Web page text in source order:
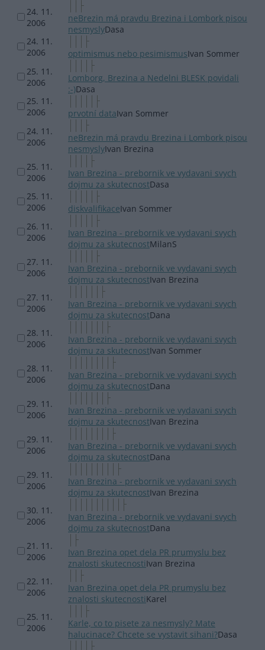
24. 11.
2006
neBrezin má pravdu Brezina i Lombork pisou
nesmyslyDasa
24. 11.
2006
optimismus nebo pesimismusIvan Sommer
25. 11.
2006
Lomborg, Brezina a Nedelni BLESK povidali
:-)Dasa
25. 11.
2006
prvotní dataIvan Sommer
24. 11.
2006
neBrezin má pravdu Brezina i Lombork pisou
nesmyslyIvan Brezina
25. 11.
2006
Ivan Brezina - prebornik ve vydavani svych
dojmu za skutecnostDasa
25. 11.
2006
diskvalifikaceIvan Sommer
26. 11.
2006
Ivan Brezina - prebornik ve vydavani svych
dojmu za skutecnostMilanS
27. 11.
2006
Ivan Brezina - prebornik ve vydavani svych
dojmu za skutecnostIvan Brezina
27. 11.
2006
Ivan Brezina - prebornik ve vydavani svych
dojmu za skutecnostDana
28. 11.
2006
Ivan Brezina - prebornik ve vydavani svych
dojmu za skutecnostIvan Sommer
28. 11.
2006
Ivan Brezina - prebornik ve vydavani svych
dojmu za skutecnostDana
29. 11.
2006
Ivan Brezina - prebornik ve vydavani svych
dojmu za skutecnostIvan Brezina
29. 11.
2006
Ivan Brezina - prebornik ve vydavani svych
dojmu za skutecnostDana
29. 11.
2006
Ivan Brezina - prebornik ve vydavani svych
dojmu za skutecnostIvan Brezina
30. 11.
2006
Ivan Brezina - prebornik ve vydavani svych
dojmu za skutecnostDana
21. 11.
2006
Ivan Brezina opet dela PR prumyslu bez
znalosti skutecnostiIvan Brezina
22. 11.
2006
Ivan Brezina opet dela PR prumyslu bez
znalosti skutecnostiKarel
25. 11.
2006
Karle, co to pisete za nesmysly? Mate
halucinace? Chcete se vystavit sihani?Dasa